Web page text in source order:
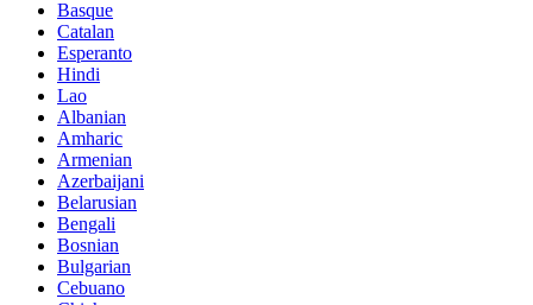
Basque
Catalan
Esperanto
Hindi
Lao
Albanian
Amharic
Armenian
Azerbaijani
Belarusian
Bengali
Bosnian
Bulgarian
Cebuano